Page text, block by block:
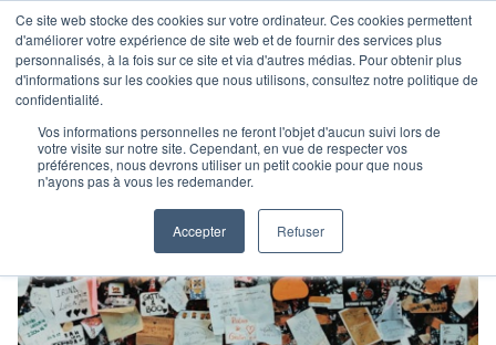
Ce site web stocke des cookies sur votre ordinateur. Ces cookies permettent
d'améliorer votre expérience de site web et de fournir des services plus
personnalisés, à la fois sur ce site et via d'autres médias. Pour obtenir plus
d'informations sur les cookies que nous utilisons, consultez notre politique de
confidentialité.
Vos informations personnelles ne feront l'objet d'aucun suivi lors de
votre visite sur notre site. Cependant, en vue de respecter vos
préférences, nous devrons utiliser un petit cookie pour que nous
n'ayons pas à vous les redemander.
Accepter Refuser